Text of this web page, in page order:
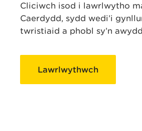
Cliciwch isod i lawrlwytho
Caerdydd, sydd wedi’i
twristiaid a phobl sy’n
Lawrlwythwch